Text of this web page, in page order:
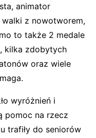
animator
z nowotworem,
to także 2 medale
kilka zdobytych
oraz wiele
wyróżnień i
pomoc na rzecz
trafiły do seniorów